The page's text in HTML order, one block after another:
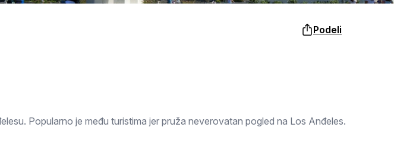
Ljubovija Majdanpek
Bačka Topola Palić
Podeli
Popularno je među turistima jer pruža neverovatan pogled na Los Anđeles.